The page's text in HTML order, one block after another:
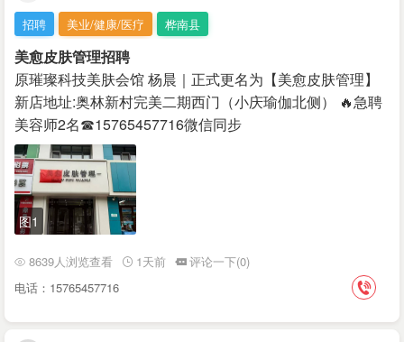
招聘 美业/健康/医疗 桦南县
美愈皮肤管理招聘
原璀璨科技美肤会馆 杨晨｜正式更名为【美愈皮肤管理】
新店地址:奥林新村完美二期西门（小庆瑜伽北侧） 🔥急聘
美容师2名☎15765457716微信同步
图1
8639人浏览查看 1天前
评论一下(0)
电话：15765457716